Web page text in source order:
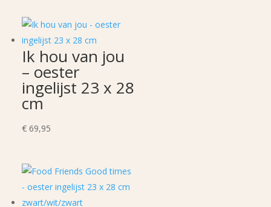
Ik hou van jou
– oester
ingelijst 23 x 28
cm
€ 69,95